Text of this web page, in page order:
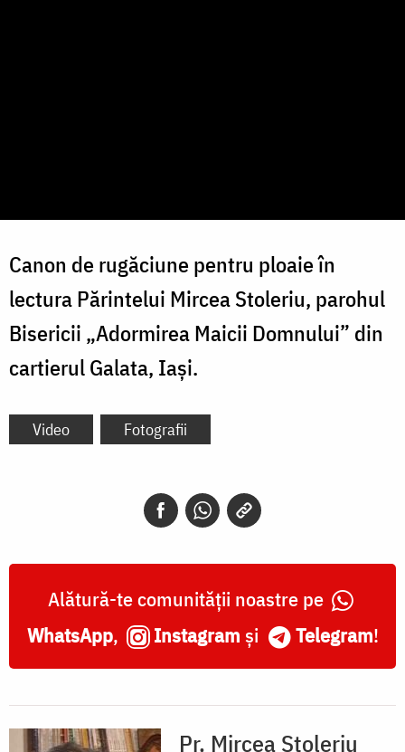
Canon de rugăciune pentru ploaie în
lectura Părintelui Mircea Stoleriu, parohul
Bisericii „Adormirea Maicii Domnului” din
cartierul Galata, Iași.
Video Fotografii
Alătură-te comunității noastre pe
WhatsApp, Instagram și Telegram!
Pr. Mircea Stoleriu